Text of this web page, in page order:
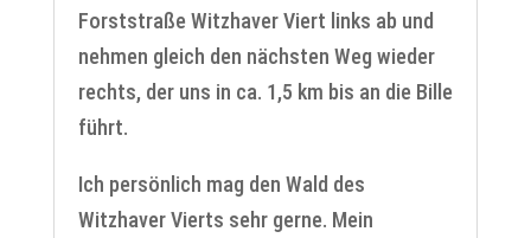
Forststraße Witzhaver Viert links ab und
nehmen gleich den nächsten Weg wieder
rechts, der uns in ca. 1,5 km bis an die Bille
führt.
Ich persönlich mag den Wald des
Witzhaver Vierts sehr gerne. Mein